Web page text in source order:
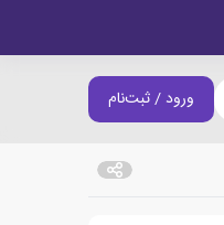
سبد خرید
ورود / ثبت‌نام